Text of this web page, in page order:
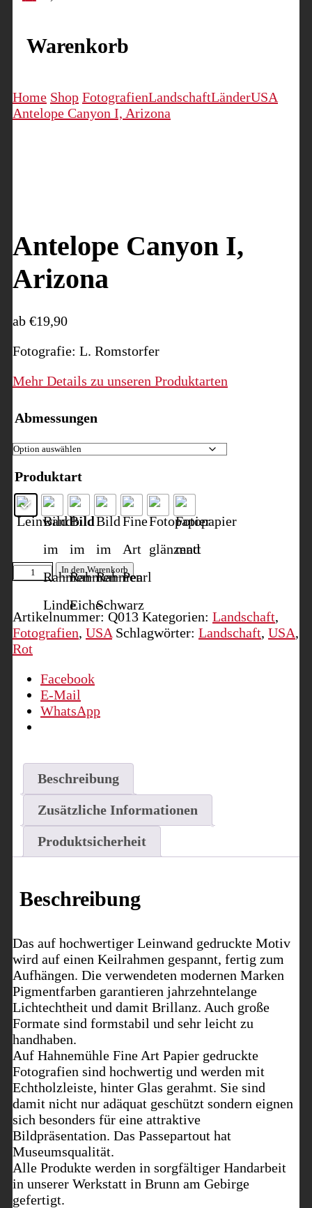
Warenkorb
Home Shop FotografienLandschaftLänderUSA
Antelope Canyon I, Arizona
Antelope Canyon I,
Arizona
ab €19,90
Fotografie: L. Romstorfer
Mehr Details zu unseren Produktarten
Abmessungen
Produktart
Antelope
Canyon
Arizona
Menge
In den Warenkorb
Artikelnummer: Q013 Kategorien: Landschaft,
Fotografien, USA Schlagwörter: Landschaft, USA,
Rot
Facebook
E-Mail
WhatsApp
Beschreibung
Zusätzliche Informationen
Produktsicherheit
Beschreibung
Das auf hochwertiger Leinwand gedruckte Motiv
wird auf einen Keilrahmen gespannt, fertig zum
Aufhängen. Die verwendeten modernen Marken
Pigmentfarben garantieren jahrzehntelange
Lichtechtheit und damit Brillanz. Auch große
Formate sind formstabil und sehr leicht zu
handhaben.
Auf Hahnemühle Fine Art Papier gedruckte
Fotografien sind hochwertig und werden mit
Echtholzleiste, hinter Glas gerahmt. Sie sind
damit nicht nur adäquat geschützt sondern eignen
sich besonders für eine attraktive
Bildpräsentation. Das Passepartout hat
Museumsqualität.
Alle Produkte werden in sorgfältiger Handarbeit
in unserer Werkstatt in Brunn am Gebirge
gefertigt.